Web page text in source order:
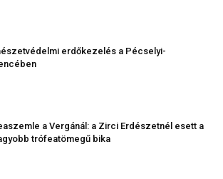
erdőkezelés a Pécselyi-
a Vergánál: a Zirci Erdészetnél esett a
trófeatömegű bika